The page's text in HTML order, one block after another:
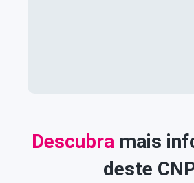
Descubra mais
deste